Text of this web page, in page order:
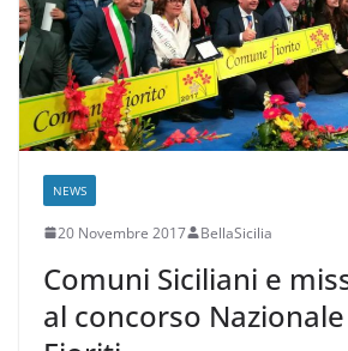
NEWS
20 Novembre 2017 BellaSicilia
Comuni Siciliani e
al concorso